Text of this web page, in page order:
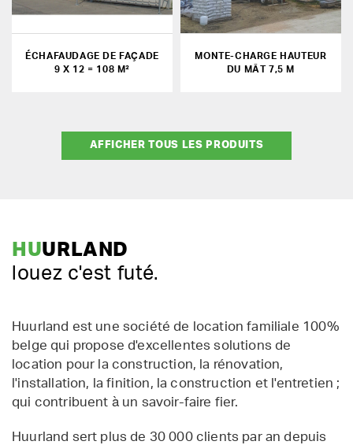
ÉCHAFAUDAGE DE FAÇADE
9 X 12 = 108 M²
MONTE-CHARGE HAUTEUR
DU MÂT 7,5 M
AFFICHER TOUS LES PRODUITS
HUURLAND
louez c'est futé.
Huurland est une société de location familiale 100%
belge qui propose d'excellentes solutions de
location pour la construction, la rénovation,
l'installation, la finition, la construction et l'entretien ;
qui contribuent à un savoir-faire fier.
Huurland sert plus de 30 000 clients par an depuis